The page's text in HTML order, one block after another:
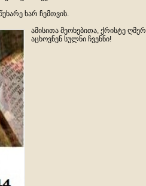
ხარ ჩემთვის.
ამისითა მეოხებითა, ქრისტე
აცხოვნენ სულნი ჩვენნი!